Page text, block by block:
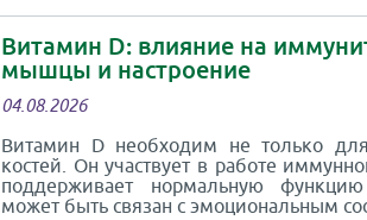
Витамин D: влияние на
мышцы и настроение
04.08.2026
Витамин D необходим не только
костей. Он участвует в работе
поддерживает нормальную
может быть связан с эмоциональным